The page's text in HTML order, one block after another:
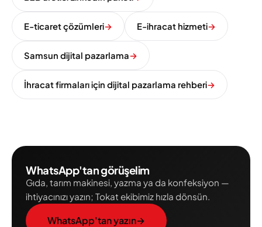
E-ticaret çözümleri→ E-ihracat hizmeti→
Samsun dijital pazarlama→
İhracat firmaları için dijital pazarlama rehberi→
WhatsApp'tan görüşelim
Gıda, tarım makinesi, yazma ya da konfeksiyon —
ihtiyacınızı yazın; Tokat ekibimiz hızla dönsün.
WhatsApp'tan yazın→